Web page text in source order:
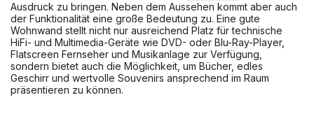
Ausdruck zu bringen. Neben dem Aussehen kommt aber auch
der Funktionalität eine große Bedeutung zu. Eine gute
Wohnwand stellt nicht nur ausreichend Platz für technische
HiFi- und Multimedia-Geräte wie DVD- oder Blu-Ray-Player,
Flatscreen Fernseher und Musikanlage zur Verfügung,
sondern bietet auch die Möglichkeit, um Bücher, edles
Geschirr und wertvolle Souvenirs ansprechend im Raum
präsentieren zu können.